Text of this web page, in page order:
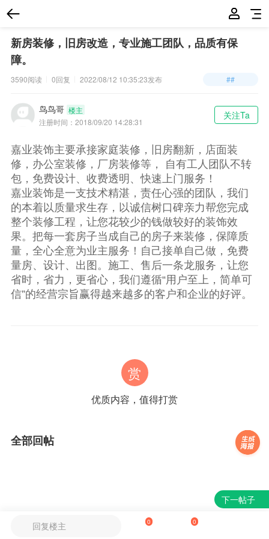
新房装修，旧房改造，专业施工团队，品质有保
障。
##
3590阅读 0回复 2022/08/12 10:35:23发布
关注Ta
鸟鸟哥 楼主
注册时间： 2018/09/20 14:28:31
嘉业装饰主要承接家庭装修，旧房翻新，店面装
修，办公‌‌室装修，厂房装修等， 自有工人团队不转
包，免费设计、收费透明、快速上门服务！
嘉业装饰是一支技术精湛，责任心强的团队，我们
的本着以质量求生存，以诚信树口碑亲力帮您完成
整个装修工程，让您花较少的钱做较好的装饰效
果。把每一套房子当成自己的房子来装修，保障质
量，全心全意为业主服务！自己接单自己做，免费
量房、设计、出图。施工、售后一条龙服务，让您
省时，省力，更省心，我们遵循“用户至上，简单可
信”的经营宗旨赢得越来越多的客户和企业的好评。
赏
优质内容，值得打赏
全部回帖
回复楼主 0 0
下一帖子